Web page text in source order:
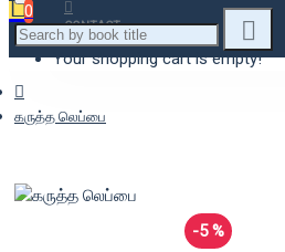
CONTACT
0
Your shopping cart is empty!
கருத்த லெப்பை
-5 %